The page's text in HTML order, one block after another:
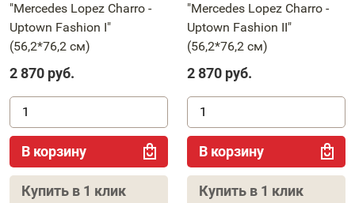
"Mercedes Lopez Charro -
Uptown Fashion I"
(56,2*76,2 см)
2 870 руб.
В корзину
Купить в 1 клик
"Mercedes Lopez Charro -
Uptown Fashion II"
(56,2*76,2 см)
2 870 руб.
В корзину
Купить в 1 клик